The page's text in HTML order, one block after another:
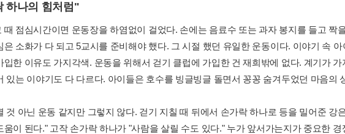
하나의 힘처럼"
때 점심시간이면 운동장을 하염없이 걸었다. 손에는 음료수 또는 과자 봉지를 들고 짝
은 소화가 다 되고 5교시를 준비해야 했다. 그 시절 했던 유일한 운동이다. 이야기 속
입한 이유도 가지각색. 운동을 위해서 걷기 클럽에 가입한 건 재희밖에 없다. 계기가
있는 이야기도 다 다르다. 아이들은 호수를 빙글빙글 돌면서 꽁꽁 숨겨두었던 마음의
것 아닌 운동 같지만 그렇지 않다. 걷기 지칠 때 뒤에서 손가락 하나로 등을 밀어준 강
움이 된다." 고작 손가락 하나가 "사람을 살릴 수도 있다." 누가 앞서가는지가 중요한